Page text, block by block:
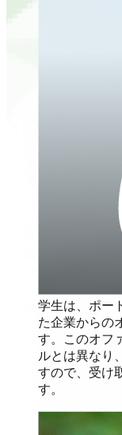
学生は、ポー
た企業からの
す。このオフ
ルとは異なり
すので、受け
す。